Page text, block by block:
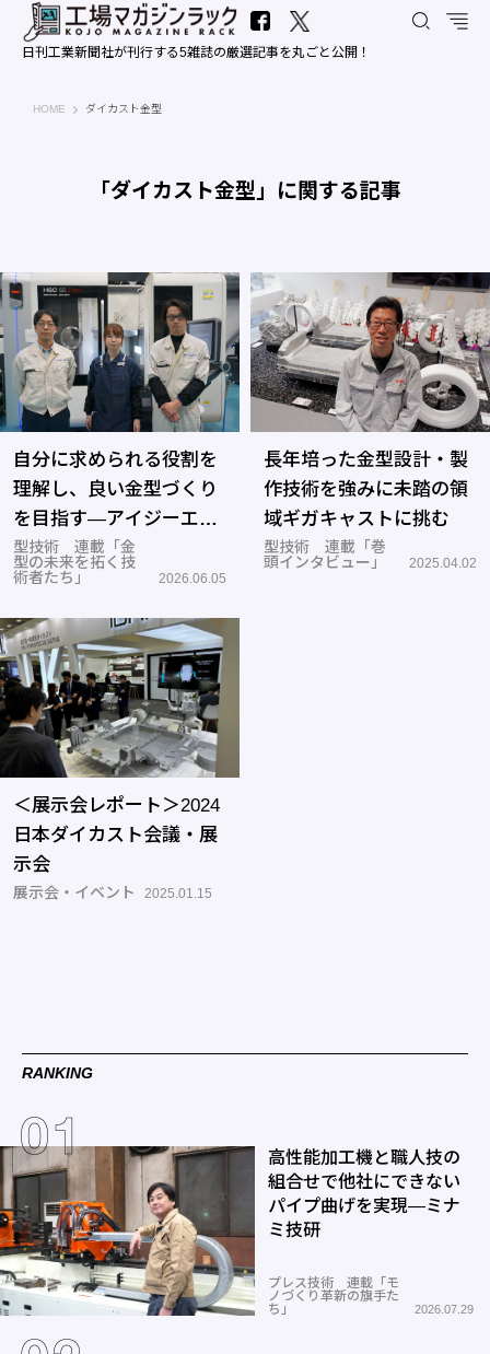
日刊工業新聞社が刊行する5雑誌の厳選記事を丸ごと公開！
HOME 工場マガジンラック｜日刊工業新聞社
ダイカスト金型
「ダイカスト金型」に関する記事
自分に求められる役割を
理解し、良い金型づくり
を目指す―アイジーエヴ
ァース
型技術 連載「金
型の未来を拓く技
術者たち」
2026.06.05
長年培った金型設計・製
作技術を強みに未踏の領
域ギガキャストに挑む
型技術 連載「巻
頭インタビュー」
2025.04.02
＜展示会レポート＞2024
日本ダイカスト会議・展
示会
展示会・イベント 2025.01.15
RANKING
高性能加工機と職人技の
組合せで他社にできない
パイプ曲げを実現―ミナ
ミ技研
プレス技術 連載「モ
ノづくり革新の旗手た
ち」
2026.07.29